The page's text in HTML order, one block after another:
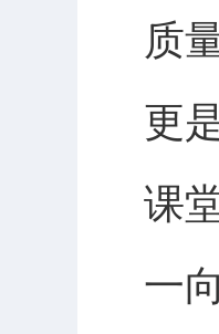
质
更
课
一